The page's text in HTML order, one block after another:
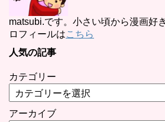
matsubi.です。小さい頃から漫画好
ロフィールはこちら
人気の記事
カテゴリー
アーカイブ